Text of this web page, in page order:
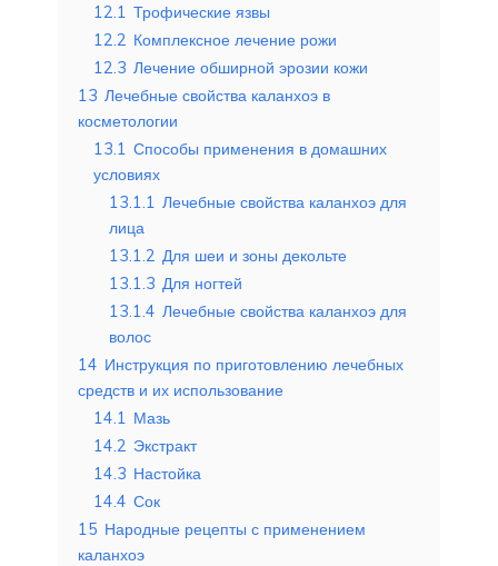
12.1 Трофические язвы
12.2 Комплексное лечение рожи
12.3 Лечение обширной эрозии кожи
13 Лечебные свойства каланхоэ в
косметологии
13.1 Способы применения в домашних
условиях
13.1.1 Лечебные свойства каланхоэ для
лица
13.1.2 Для шеи и зоны декольте
13.1.3 Для ногтей
13.1.4 Лечебные свойства каланхоэ для
волос
14 Инструкция по приготовлению лечебных
средств и их использование
14.1 Мазь
14.2 Экстракт
14.3 Настойка
14.4 Сок
15 Народные рецепты с применением
каланхоэ